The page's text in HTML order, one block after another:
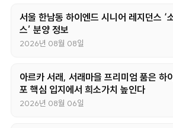
서울 한남동 하이엔드 시니어 레지던스 ‘
스’ 분양 정보
2026년 08월 08일
아르카 서래, 서래마을 프리미엄 품은 하
포 핵심 입지에서 희소가치 높인다
2026년 08월 06일